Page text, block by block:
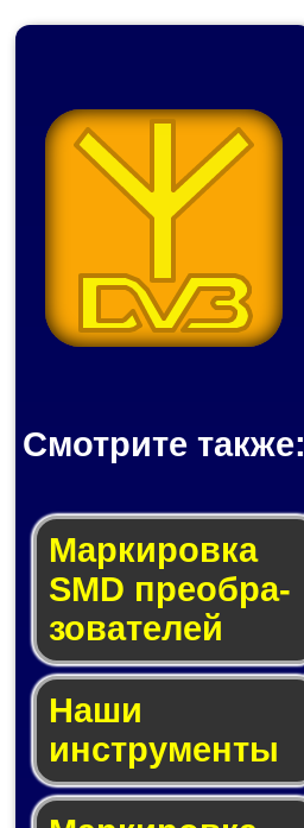
Смотрите также:
Мар­ки­ров­ка
SMD пре­об­ра­
зо­ва­те­лей
Наши
инструменты